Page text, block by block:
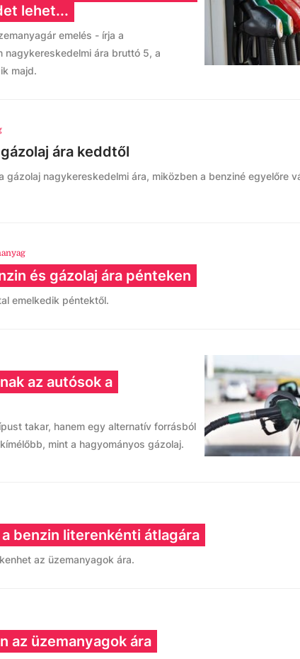
lehet...
emelés - írja a
nagykereskedelmi ára bruttó 5, a
majd.
ára keddtől
nagykereskedelmi ára, miközben a benziné egyelőre
és gázolaj ára pénteken
emelkedik péntektől.
az autósok a
takar, hanem egy alternatív forrásból
mint a hagyományos gázolaj.
benzin literenkénti átlagára
az üzemanyagok ára.
az üzemanyagok ára